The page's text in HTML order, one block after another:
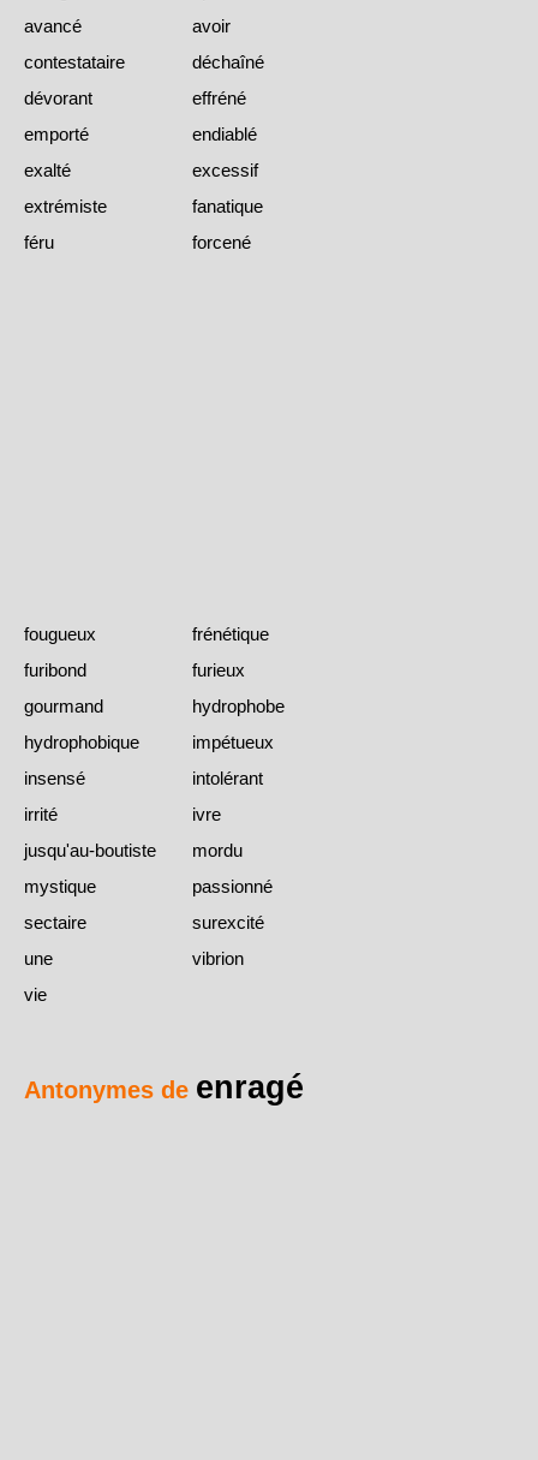
avancé
avoir
contestataire
déchaîné
dévorant
effréné
emporté
endiablé
exalté
excessif
extrémiste
fanatique
féru
forcené
fougueux
frénétique
furibond
furieux
gourmand
hydrophobe
hydrophobique
impétueux
insensé
intolérant
irrité
ivre
jusqu'au-boutiste
mordu
mystique
passionné
sectaire
surexcité
une
vibrion
vie
Antonymes de enragé